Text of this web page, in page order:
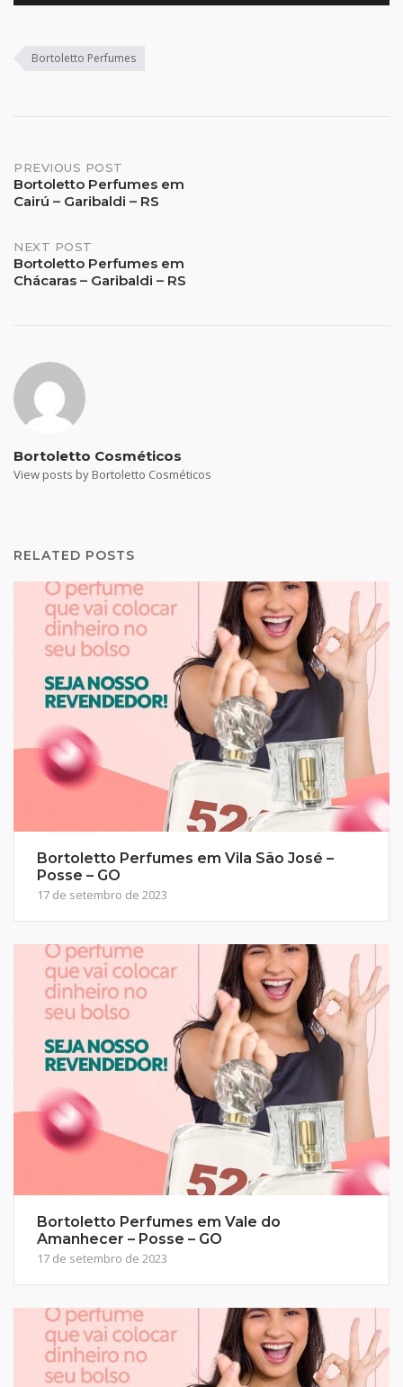
Bortoletto Perfumes
Post
navigation
PREVIOUS POST
Bortoletto Perfumes em
Cairú – Garibaldi – RS
NEXT POST
Bortoletto Perfumes em
Chácaras – Garibaldi – RS
Bortoletto Cosméticos
View posts by Bortoletto Cosméticos
RELATED POSTS
Bortoletto Perfumes em Vila São José –
Posse – GO
17 de setembro de 2023
Bortoletto Perfumes em Vale do
Amanhecer – Posse – GO
17 de setembro de 2023